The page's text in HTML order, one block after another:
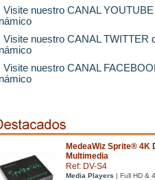
Visite nuestro CANAL
Visite nuestro CANAL TWITTER
Visite nuestro CANAL
MedeaWiz Sprite® 4K
Multimedia
Ref: DV-S4
Media Players | Full HD &